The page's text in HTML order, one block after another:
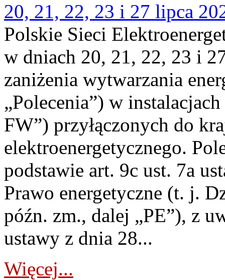
20, 21, 22, 23 i 27 lipca
Polskie Sieci
w dniach 20, 21, 22, 23 i
zaniżenia wytwarzania
„Polecenia”) w
FW”) przyłączonych do
elektroenergetycznego.
podstawie art. 9c ust. 7a
Prawo energetyczne (t. j.
późn. zm., dalej „PE”), z
ustawy z dnia 28...
Więcej...